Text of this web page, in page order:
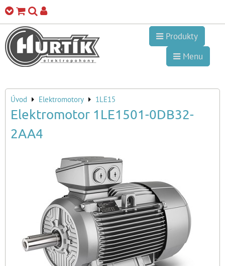
Produkty
Menu
Úvod Elektromotory 1LE15
Elektromotor 1LE1501-0DB32-
2AA4